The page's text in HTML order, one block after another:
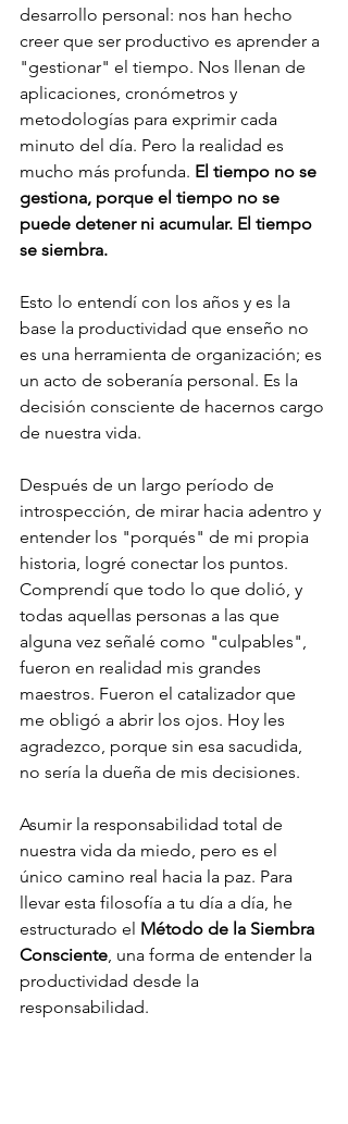
desarrollo personal: nos han hecho
creer que ser productivo es aprender a
"gestionar" el tiempo. Nos llenan de
aplicaciones, cronómetros y
metodologías para exprimir cada
minuto del día. Pero la realidad es
mucho más profunda. El tiempo no se
gestiona, porque el tiempo no se
puede detener ni acumular. El tiempo
se siembra.
Esto lo entendí con los años y es la
base la productividad que enseño no
es una herramienta de organización; es
un acto de soberanía personal. Es la
decisión consciente de hacernos cargo
de nuestra vida.
Después de un largo período de
introspección, de mirar hacia adentro y
entender los "porqués" de mi propia
historia, logré conectar los puntos.
Comprendí que todo lo que dolió, y
todas aquellas personas a las que
alguna vez señalé como "culpables",
fueron en realidad mis grandes
maestros. Fueron el catalizador que
me obligó a abrir los ojos. Hoy les
agradezco, porque sin esa sacudida,
no sería la dueña de mis decisiones.
Asumir la responsabilidad total de
nuestra vida da miedo, pero es el
único camino real hacia la paz. Para
llevar esta filosofía a tu día a día, he
estructurado el Método de la Siembra
Consciente , una forma de entender la
productividad desde la
responsabilidad.